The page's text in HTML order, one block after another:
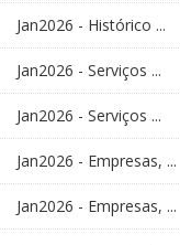
Jan2026 - Histórico ...
Jan2026 - Serviços ...
Jan2026 - Serviços ...
Jan2026 - Empresas, ...
Jan2026 - Empresas, ...